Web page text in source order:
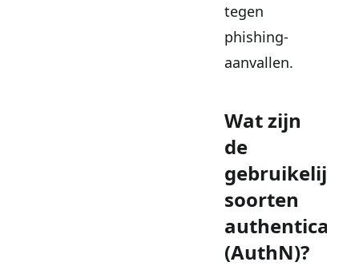
tegen
phishing-
aanvallen.
Wat zijn
de
gebruikelijke
soorten
authenticatie
(AuthN)?